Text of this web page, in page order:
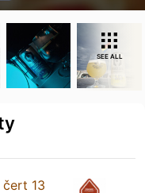
SEE ALL
čert 13